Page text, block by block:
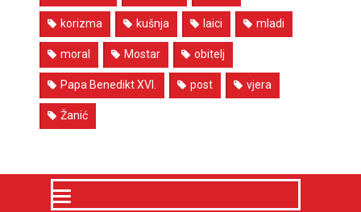
korizma kušnja laici mladi
moral Mostar obitelj
Papa Benedikt XVI. post vjera
Žanić